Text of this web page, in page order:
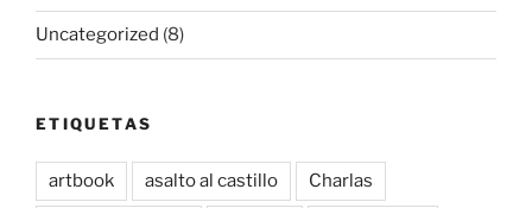
Uncategorized (8)
ETIQUETAS
artbook asalto al castillo Charlas